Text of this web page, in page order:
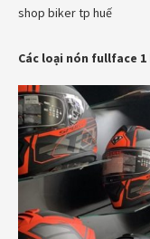
shop biker tp huế
Các loại nón fullface 1